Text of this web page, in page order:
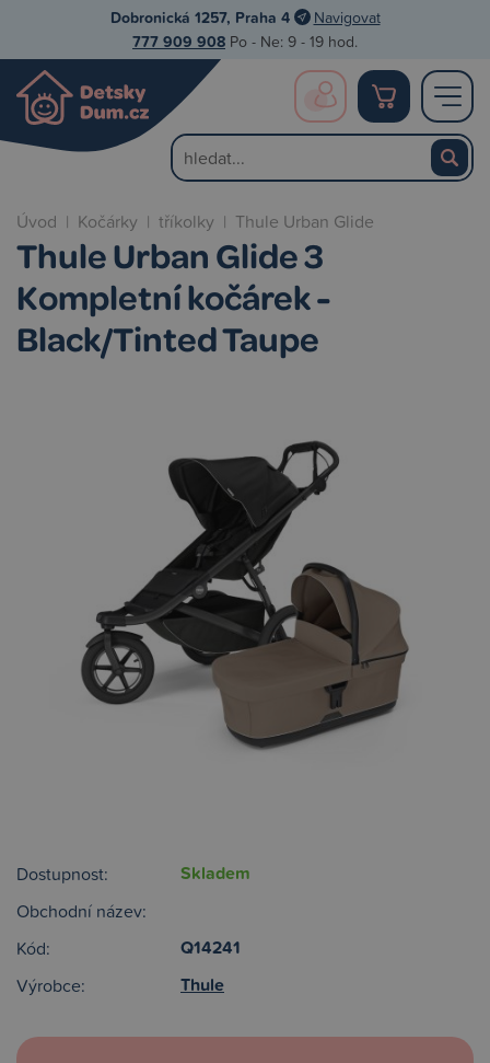
Dobronická 1257, Praha 4 Navigovat
777 909 908 Po - Ne: 9 - 19 hod.
Úvod | Kočárky | tříkolky | Thule Urban Glide
Thule Urban Glide 3
Kompletní kočárek -
Black/Tinted Taupe
Dostupnost: Skladem
Obchodní název:
Kód:
Q14241
Výrobce: Thule